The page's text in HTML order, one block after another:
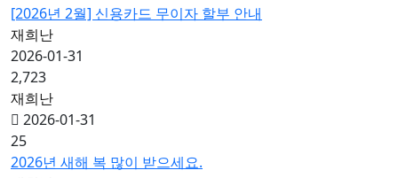
[2026년 2월] 신용카드 무이자 할부 안내
재희난
2026-01-31
2,723
재희난
2026-01-31
25
2026년 새해 복 많이 받으세요.